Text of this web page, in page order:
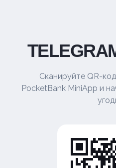
Сканируйте QR-
PocketBank MiniApp и